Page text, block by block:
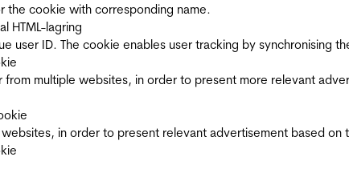
the cookie with corresponding name.
HTML-lagring
user ID. The cookie enables user tracking by synchronising
multiple websites, in order to present more relevant
in order to present relevant advertisement based on